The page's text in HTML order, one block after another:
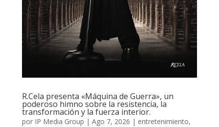
R.Cela presenta «Máquina de Guerra», un
poderoso himno sobre la resistencia, la
transformación y la fuerza interior.
por IP Media Group | Ago 7, 2026 | entretenimiento,